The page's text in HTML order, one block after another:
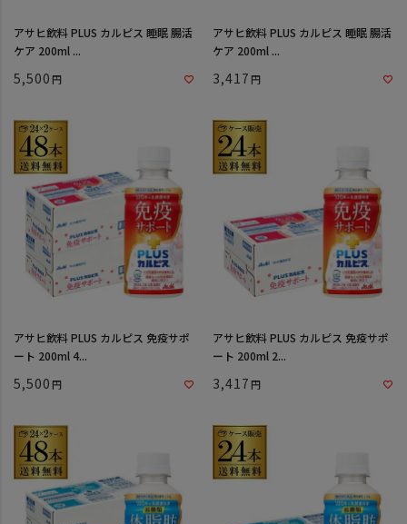
アサヒ飲料 PLUS カルピス 睡眠 腸活
ケア 200ml ...
5,500
アサヒ飲料 PLUS カルピス 睡眠 腸活
ケア 200ml ...
3,417
アサヒ飲料 PLUS カルピス 免疫サポ
ート 200ml 4...
5,500
アサヒ飲料 PLUS カルピス 免疫サポ
ート 200ml 2...
3,417